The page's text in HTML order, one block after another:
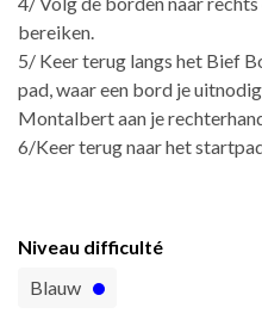
bereiken.
5/ Keer terug langs het Bief
pad, waar een bord je
Montalbert aan je
6/Keer terug naar het
Niveau difficulté
Blauw